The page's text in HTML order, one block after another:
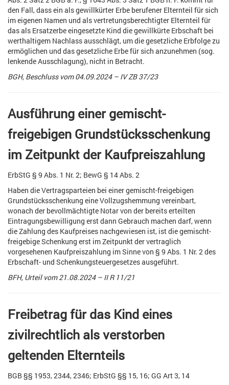
den Fall, dass ein als gewillkürter Erbe berufener Elternteil für sich
im eigenen Namen und als vertretungsberechtigter Elternteil für
das als Ersatzerbe eingesetzte Kind die gewillkürte Erbschaft bei
werthaltigem Nachlass ausschlägt, um die gesetzliche Erbfolge zu
ermöglichen und das gesetzliche Erbe für sich anzunehmen (sog.
lenkende Ausschlagung), nicht in Betracht.
BGH, Beschluss vom 04.09.2024 – IV ZB 37/23
Ausführung einer gemischt-
freigebigen Grundstücksschenkung
im Zeitpunkt der Kaufpreiszahlung
ErbStG § 9 Abs. 1 Nr. 2; BewG § 14 Abs. 2
Haben die Vertragsparteien bei einer gemischt-freigebigen
Grundstücksschenkung eine Vollzugshemmung vereinbart,
wonach der bevollmächtigte Notar von der bereits erteilten
Eintragungsbewilligung erst dann Gebrauch machen darf, wenn
die Zahlung des Kaufpreises nachgewiesen ist, ist die gemischt-
freigebige Schenkung erst im Zeitpunkt der vertraglich
vorgesehenen Kaufpreiszahlung im Sinne von § 9 Abs. 1 Nr. 2 des
Erbschaft- und Schenkungsteuergesetzes ausgeführt.
BFH, Urteil vom 21.08.2024 – II R 11/21
Freibetrag für das Kind eines
zivilrechtlich als verstorben
geltenden Elternteils
BGB §§ 1953, 2344, 2346; ErbStG §§ 15, 16; GG Art 3, 14